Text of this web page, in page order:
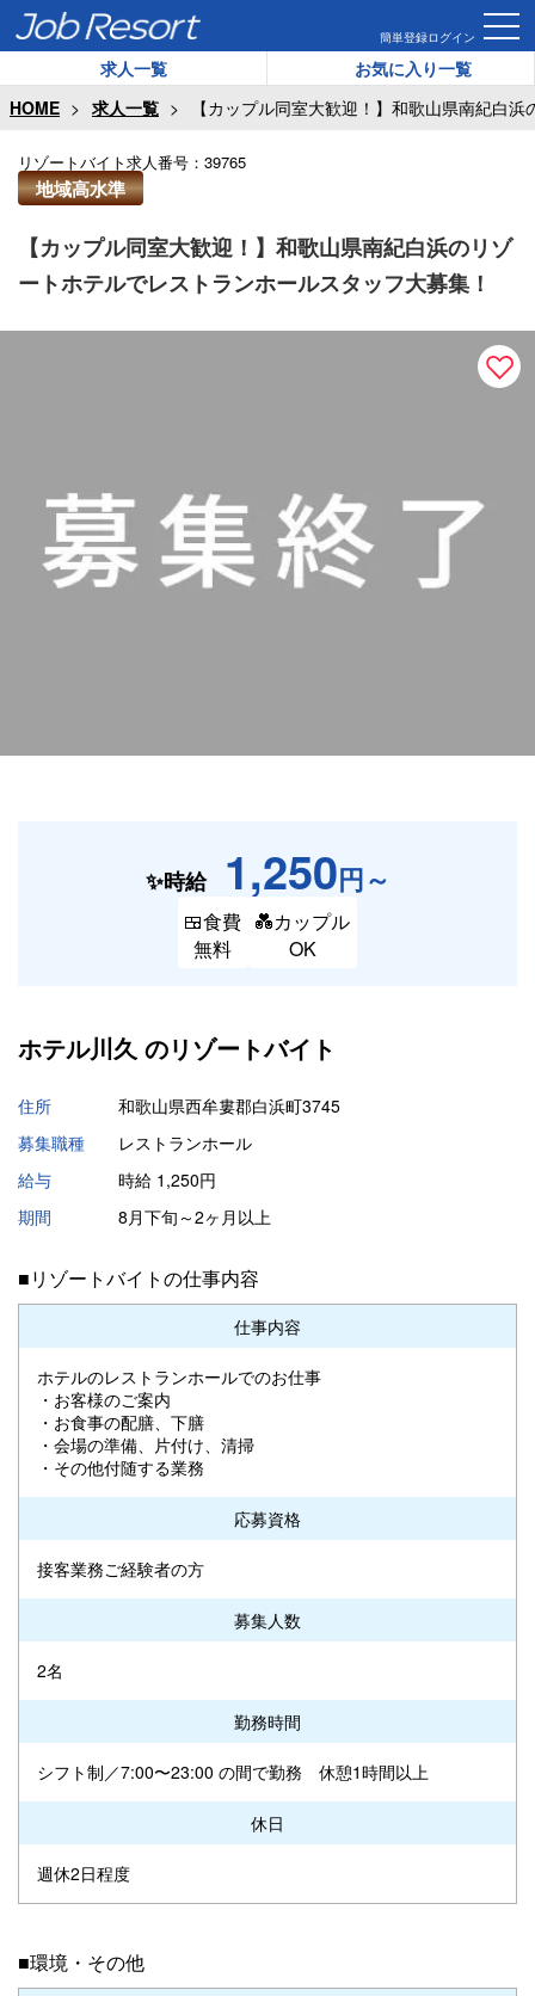
簡単登録ログイン
求人一覧
お気に入り一覧
HOME
求人一覧 【カップル同室大歓迎！】和歌山県南紀白
地域高水準
リゾートバイト求人番号： 39765
【カップル同室大歓迎！】和歌山県南紀白浜のリゾ
ートホテルでレストランホールスタッフ大募集！
✨時給 1,250円～
🍱食費
無料
💑カップル
OK
ホテル川久 のリゾートバイト
住所
和歌山県西牟婁郡白浜町3745
募集職種
レストランホール
給与
時給 1,250円
期間
8月下旬～2ヶ月以上
■リゾートバイトの仕事内容
仕事内容
ホテルのレストランホールでのお仕事
・お客様のご案内
・お食事の配膳、下膳
・会場の準備、片付け、清掃
・その他付随する業務
応募資格
接客業務ご経験者の方
募集人数
2名
勤務時間
シフト制／7:00〜23:00 の間で勤務 休憩1時間以上
休日
週休2日程度
■環境・その他